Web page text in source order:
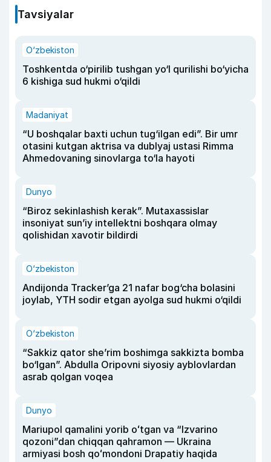
Tavsiyalar
O‘zbekiston
Toshkentda o‘pirilib tushgan yo‘l qurilishi bo‘yicha
6 kishiga sud hukmi o‘qildi
Madaniyat
“U boshqalar baxti uchun tug‘ilgan edi”. Bir umr
otasini kutgan aktrisa va dublyaj ustasi Rimma
Ahmedovaning sinovlarga to‘la hayoti
Dunyo
“Biroz sekinlashish kerak”. Mutaxassislar
insoniyat sun’iy intellektni boshqara olmay
qolishidan xavotir bildirdi
O‘zbekiston
Andijonda Tracker’ga 21 nafar bog‘cha bolasini
joylab, YTH sodir etgan ayolga sud hukmi o‘qildi
O‘zbekiston
“Sakkiz qator she’rim boshimga sakkizta bomba
bo‘lgan”. Abdulla Oripovni siyosiy ayblovlardan
asrab qolgan voqea
Dunyo
Mariupol qamalini yorib oʻtgan va “Izvarino
qozoni”dan chiqqan qahramon — Ukraina
armiyasi bosh qoʻmondoni Drapatiy haqida